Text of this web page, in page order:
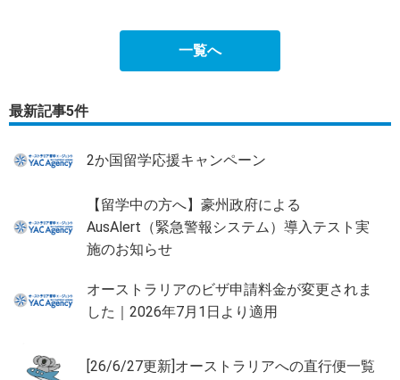
一覧へ
最新記事5件
2か国留学応援キャンペーン
【留学中の方へ】豪州政府による
AusAlert（緊急警報システム）導入テスト実
施のお知らせ
オーストラリアのビザ申請料金が変更されま
した｜2026年7月1日より適用
[26/6/27更新]オーストラリアへの直行便一覧